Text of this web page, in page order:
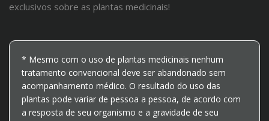
exclusivos sobre as plantas medicinais!
* Mesmo com o uso de plantas medicinais nenhum
tratamento convencional deve ser abandonado sem
acompanhamento médico. O resultado do uso das
plantas pode variar de pessoa a pessoa, de acordo com
a resposta de seu organismo e a gravidade de seu